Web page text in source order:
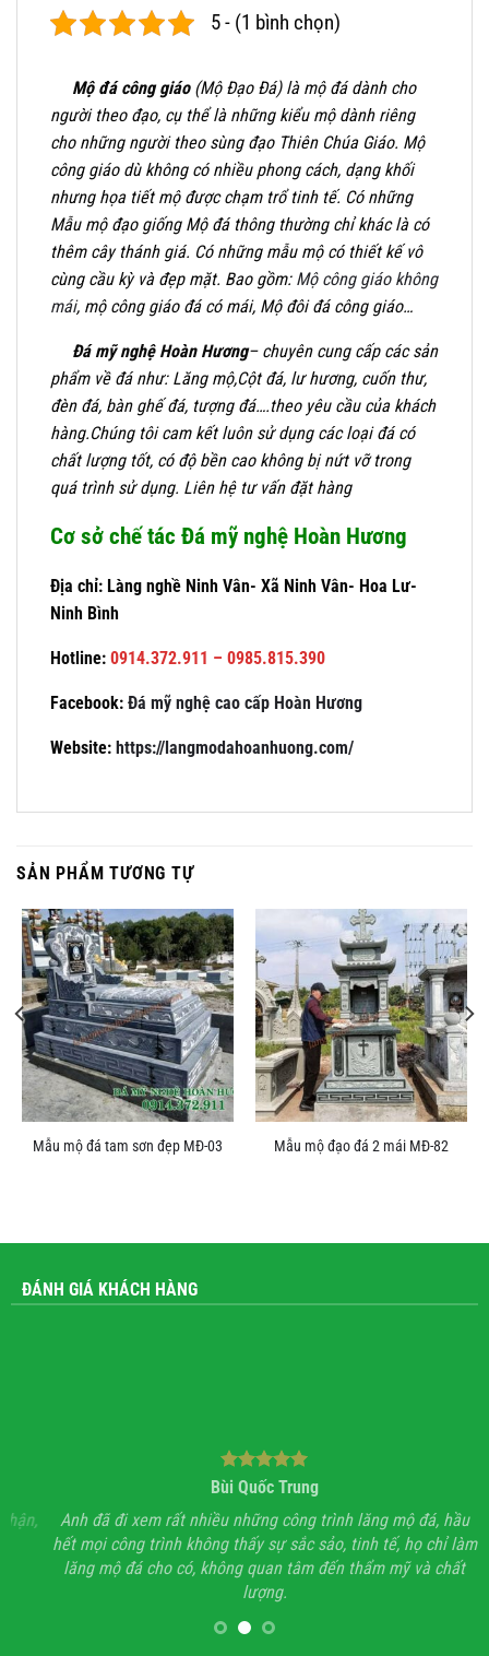
5 - (1 bình chọn)
Mộ đá công giáo(Mộ Đạo Đá) là mộ đá dành cho
người theo đạo, cụ thể là những kiểu mộ dành riêng
cho những người theo sùng đạo Thiên Chúa Giáo. Mộ
công giáo dù không có nhiều phong cách, dạng khối
nhưng họa tiết mộ được chạm trổ tinh tế. Có những
Mẫu mộ đạo giống Mộ đá thông thường chỉ khác là có
thêm cây thánh giá. Có những mẫu mộ có thiết kế vô
cùng cầu kỳ và đẹp mặt. Bao gồm: Mộ công giáo không
mái, mộ công giáo đá có mái, Mộ đôi đá công giáo…
Đá mỹ nghệ Hoàn Hương– chuyên cung cấp các sản
phẩm về đá như: Lăng mộ,Cột đá, lư hương, cuốn thư,
đèn đá, bàn ghế đá, tượng đá….theo yêu cầu của khách
hàng.Chúng tôi cam kết luôn sử dụng các loại đá có
chất lượng tốt, có độ bền cao không bị nứt vỡ trong
quá trình sử dụng. Liên hệ tư vấn đặt hàng
Cơ sở chế tác Đá mỹ nghệ Hoàn Hương
Địa chỉ: Làng nghề Ninh Vân- Xã Ninh Vân- Hoa Lư-
Ninh Bình
Hotline: 0914.372.911 – 0985.815.390
Facebook: Đá mỹ nghệ cao cấp Hoàn Hương
Website: https://langmodahoanhuong.com/
SẢN PHẨM TƯƠNG TỰ
Mẫu mộ đá tam sơn đẹp MĐ-03 Mẫu mộ đạo đá 2 mái MĐ-82
ĐÁNH GIÁ KHÁCH HÀNG
Bùi Quốc Trung
Anh đã đi xem rất nhiều những công trình lăng mộ đá, hầu
hết mọi công trình không thấy sự sắc sảo, tinh tế, họ chỉ làm
lăng mộ đá cho có, không quan tâm đến thẩm mỹ và chất
lượng.